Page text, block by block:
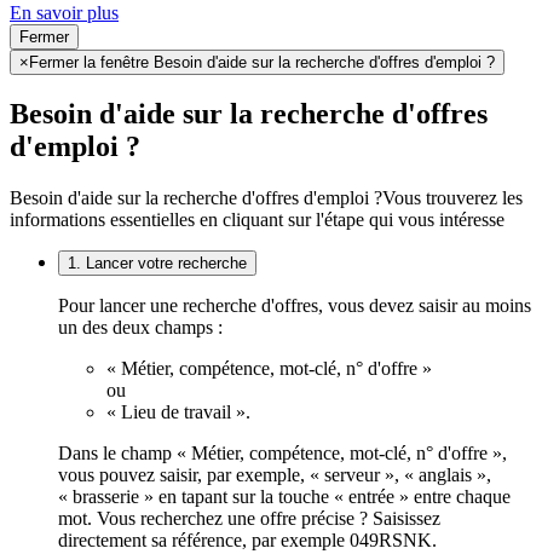
En savoir plus
Fermer
×Fermer la fenêtre Besoin d'aide sur la recherche d'offres d'emploi ?
Besoin d'aide sur la recherche d'offres
d'emploi ?
Besoin d'aide sur la recherche d'offres d'emploi ?Vous trouverez les
informations essentielles en cliquant sur l'étape qui vous intéresse
1. Lancer votre recherche
Pour lancer une recherche d'offres, vous devez saisir au moins
un des deux champs :
« Métier, compétence, mot-clé, n° d'offre »
ou
« Lieu de travail ».
Dans le champ « Métier, compétence, mot-clé, n° d'offre »,
vous pouvez saisir, par exemple, « serveur », « anglais »,
« brasserie » en tapant sur la touche « entrée » entre chaque
mot. Vous recherchez une offre précise ? Saisissez
directement sa référence, par exemple 049RSNK.